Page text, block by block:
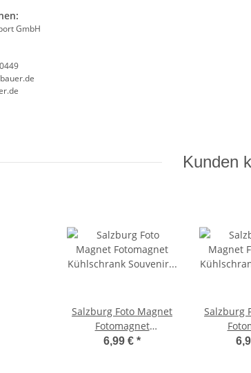
GmbH
Kunden
Salzburg Foto Magnet
Fotomagnet
Kühlschrank Souvenir
6,99 € *
Salzburg